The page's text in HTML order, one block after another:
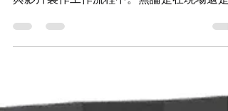
配備 SDI 連接功能，可無縫整合至專業廣播
與影片製作工作流程中。無論是在現場還是
CG2400SV 升級你的工作流程 ColorEdge